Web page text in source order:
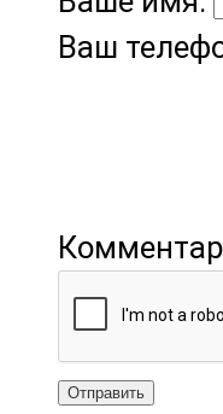
Ваш
Отправить